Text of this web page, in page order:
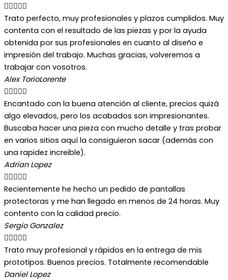

Trato perfecto, muy profesionales y plazos cumplidos. Muy
contenta con el resultado de las piezas y por la ayuda
obtenida por sus profesionales en cuanto al diseño e
impresión del trabajo. Muchas gracias, volveremos a
trabajar con vosotros.
Alex TorioLorente

Encantado con la buena atención al cliente, precios quizá
algo elevados, pero los acabados son impresionantes.
Buscaba hacer una pieza con mucho detalle y tras probar
en varios sitios aquí la consiguieron sacar (además con
una rapidez increible).
Adrian Lopez

Recientemente he hecho un pedido de pantallas
protectoras y me han llegado en menos de 24 horas. Muy
contento con la calidad precio.
Sergio Gonzalez

Trato muy profesional y rápidos en la entrega de mis
prototipos. Buenos precios. Totalmente recomendable
Daniel Lopez